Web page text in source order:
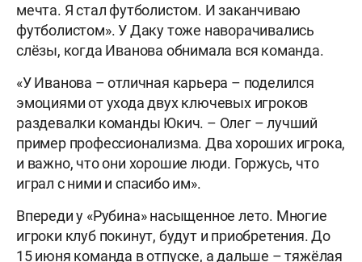
мечта. Я стал футболистом. И заканчиваю
футболистом». У Даку тоже наворачивались
слёзы, когда Иванова обнимала вся команда.
«У Иванова – отличная карьера – поделился
эмоциями от ухода двух ключевых игроков
раздевалки команды Юкич. – Олег – лучший
пример профессионализма. Два хороших игрока,
и важно, что они хорошие люди. Горжусь, что
играл с ними и спасибо им».
Впереди у «Рубина» насыщенное лето. Многие
игроки клуб покинут, будут и приобретения. До
15 июня команда в отпуске, а дальше – тяжёлая